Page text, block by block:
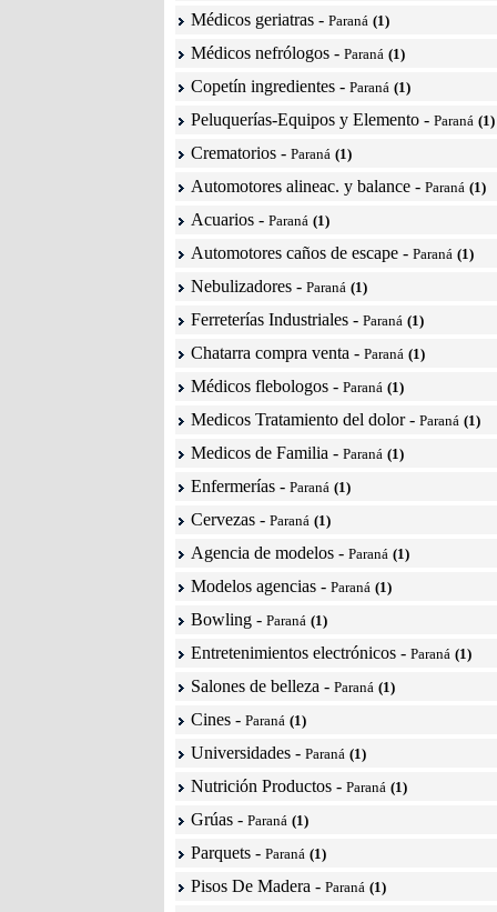
Médicos geriatras - Paraná (1)
Médicos nefrólogos - Paraná (1)
Copetín ingredientes - Paraná (1)
Peluquerías-Equipos y Elemento - Paraná (1)
Crematorios - Paraná (1)
Automotores alineac. y balance - Paraná (1)
Acuarios - Paraná (1)
Automotores caños de escape - Paraná (1)
Nebulizadores - Paraná (1)
Ferreterías Industriales - Paraná (1)
Chatarra compra venta - Paraná (1)
Médicos flebologos - Paraná (1)
Medicos Tratamiento del dolor- Paraná (1)
Medicos de Familia - Paraná (1)
Enfermerías - Paraná (1)
Cervezas - Paraná (1)
Agencia de modelos - Paraná (1)
Modelos agencias - Paraná (1)
Bowling - Paraná (1)
Entretenimientos electrónicos - Paraná (1)
Salones de belleza - Paraná (1)
Cines - Paraná (1)
Universidades - Paraná (1)
Nutrición Productos - Paraná (1)
Grúas - Paraná (1)
Parquets - Paraná (1)
Pisos De Madera - Paraná (1)